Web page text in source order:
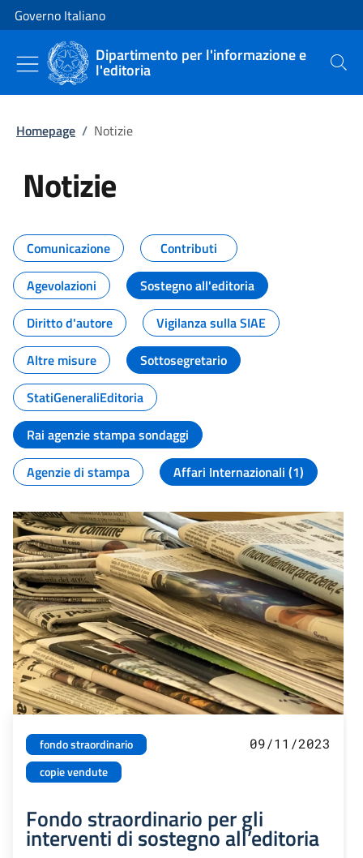
Vai al contenuto
Vai alla navigazione del sito
Governo Italiano
Dipartimento per l'informazione e
l'editoria Cerca
Homepage / Notizie
Notizie
Tutti i contenuti della pagina
Comunicazione
Contributi
Agevolazioni
Sostegno all'editoria
Diritto d'autore
Vigilanza sulla SIAE
Altre misure
Sottosegretario
StatiGeneraliEditoria
Rai agenzie stampa sondaggi
Agenzie di stampa
Affari Internazionali (1)
fondo straordinario
copie vendute
09/11/2023
Fondo straordinario per gli
interventi di sostegno all’editoria